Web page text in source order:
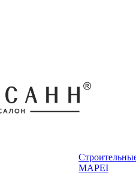
MAPEI